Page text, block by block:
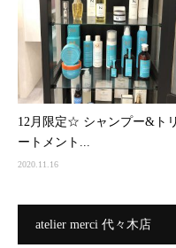
12月限定☆ シャンプー&トリ
ートメント...
2020.11.16
atelier merci 代々木店